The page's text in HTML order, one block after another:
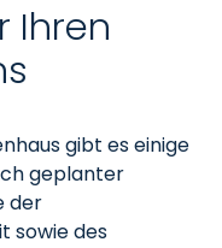
Ihren
gibt es einige
geplanter
der
sowie des